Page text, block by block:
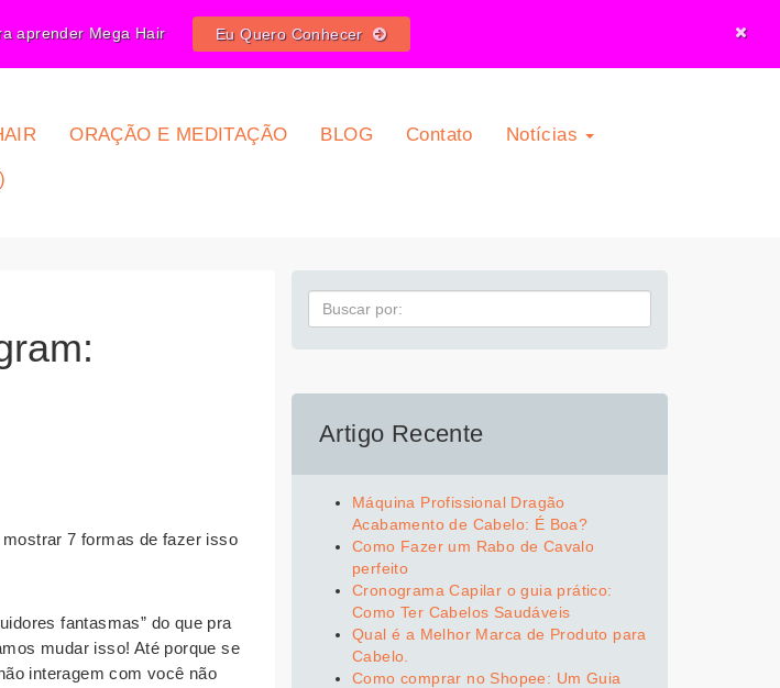
aprender Mega Hair Eu Quero Conhecer
ORAÇÃO E MEDITAÇÃO BLOG Contato Notícias
7 formas de fazer isso
fantasmas” do que pra
mudar isso! Até porque se
interagem com você não
Pesquisa
Artigo Recente
Máquina Profissional Dragão
Acabamento de Cabelo: É Boa?
Como Fazer um Rabo de Cavalo
perfeito
Cronograma Capilar o guia prático:
Como Ter Cabelos Saudáveis
Qual é a Melhor Marca de Produto para
Cabelo.
Como comprar no Shopee: Um Guia